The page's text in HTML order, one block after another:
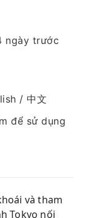
ngày trước
/ 中文
để sử dụng
và tham
Tokyo nối